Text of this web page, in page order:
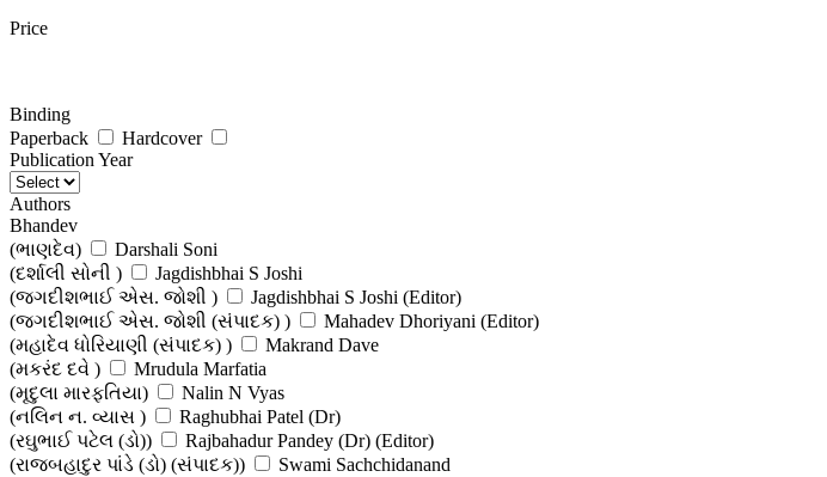
Price
Binding
Paperback
Hardcover
Publication Year
Authors
Bhandev
(ભાણદેવ)
Darshali Soni
(દર્શાલી સોની )
Jagdishbhai S Joshi
(જગદીશભાઈ એસ. જોશી )
Jagdishbhai S Joshi (Editor)
(જગદીશભાઈ એસ. જોશી (સંપાદક) )
Mahadev Dhoriyani (Editor)
(મહાદેવ ધોરિયાણી (સંપાદક) )
Makrand Dave
(મકરંદ દવે )
Mrudula Marfatia
(મૃદુલા મારફતિયા)
Nalin N Vyas
(નલિન ન. વ્યાસ )
Raghubhai Patel (Dr)
(રઘુભાઈ પટેલ (ડો))
Rajbahadur Pandey (Dr) (Editor)
(રાજબહાદુર પાંડે (ડો) (સંપાદક))
Swami Sachchidanand